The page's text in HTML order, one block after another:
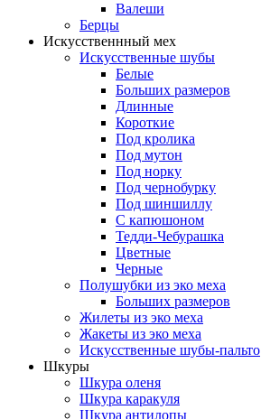
Валеши
Берцы
Искусственнный мех
Искусственные шубы
Белые
Больших размеров
Длинные
Короткие
Под кролика
Под мутон
Под норку
Под чернобурку
Под шиншиллу
С капюшоном
Тедди-Чебурашка
Цветные
Черные
Полушубки из эко меха
Больших размеров
Жилеты из эко меха
Жакеты из эко меха
Искусственные шубы-пальто
Шкуры
Шкура оленя
Шкура каракуля
Шкура антилопы